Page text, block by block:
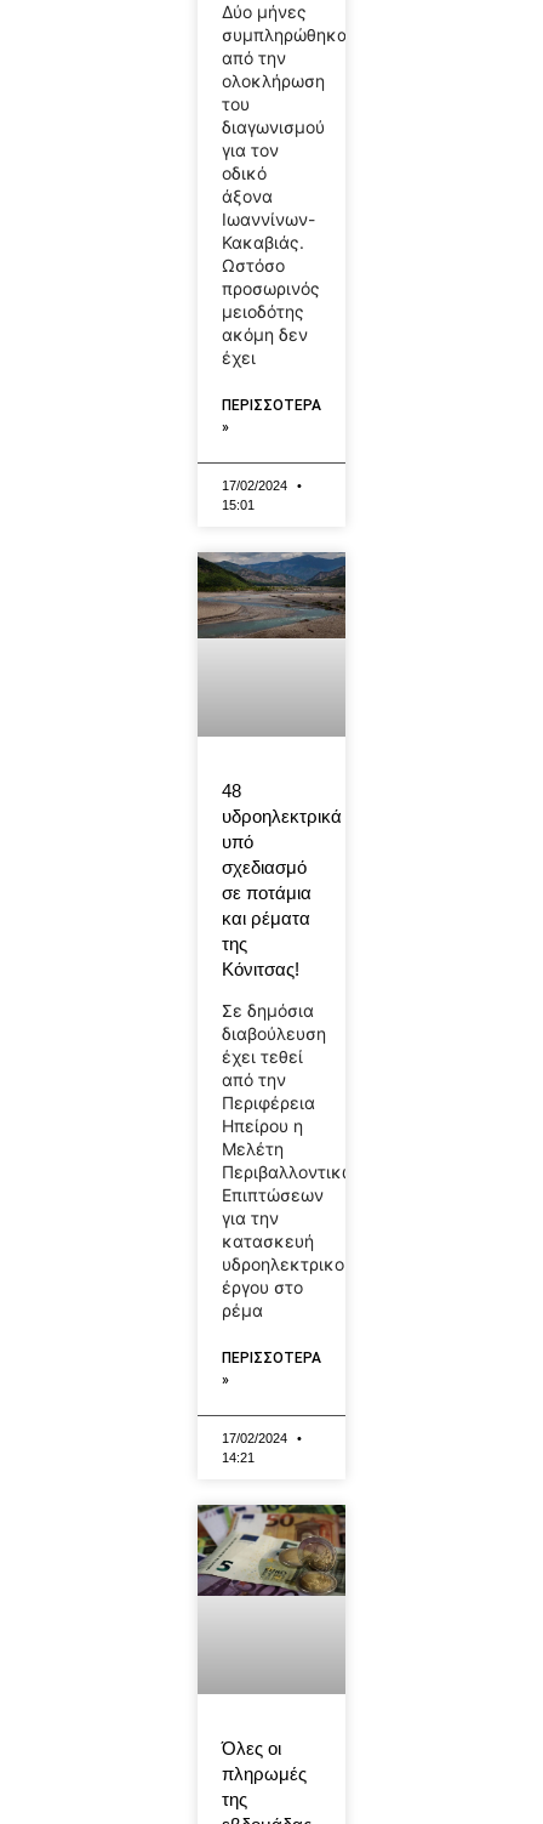
Δύο μήνες
συμπληρώθηκαν
από την
ολοκλήρωση
του
διαγωνισμού
για τον
οδικό
άξονα
Ιωαννίνων-
Κακαβιάς.
Ωστόσο
προσωρινός
μειοδότης
ακόμη δεν
έχει
ΠΕΡΙΣΣΟΤΕΡΑ
»
17/02/2024
15:01
48
υδροηλεκτρικά
υπό
σχεδιασμό
σε ποτάμια
και ρέματα
της
Κόνιτσας!
Σε δημόσια
διαβούλευση
έχει τεθεί
από την
Περιφέρεια
Ηπείρου η
Μελέτη
Περιβαλλοντικών
Επιπτώσεων
για την
κατασκευή
υδροηλεκτρικού
έργου στο
ρέμα
ΠΕΡΙΣΣΟΤΕΡΑ
»
17/02/2024
14:21
Όλες οι
πληρωμές
της